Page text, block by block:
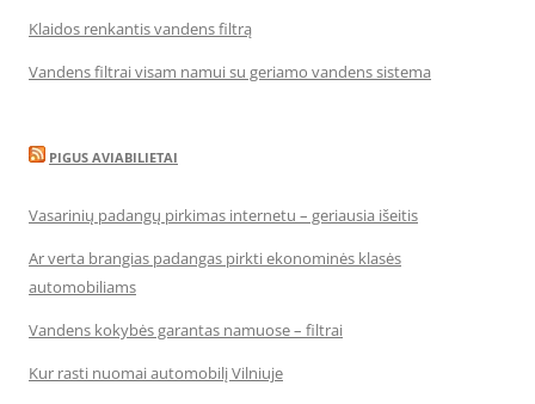
Klaidos renkantis vandens filtrą
Vandens filtrai visam namui su geriamo vandens sistema
PIGUS AVIABILIETAI
Vasarinių padangų pirkimas internetu – geriausia išeitis
Ar verta brangias padangas pirkti ekonominės klasės
automobiliams
Vandens kokybės garantas namuose – filtrai
Kur rasti nuomai automobilį Vilniuje